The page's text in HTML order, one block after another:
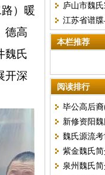
）暖
德高
魏氏
开深
心共筑家
庐山市魏
河村拜谒
江苏省谱
史委员会
传承新征程
本栏推荐
阅读排行
毕公高后裔
新修资阳
魏氏源流
紫金魏氏
泉州魏氏